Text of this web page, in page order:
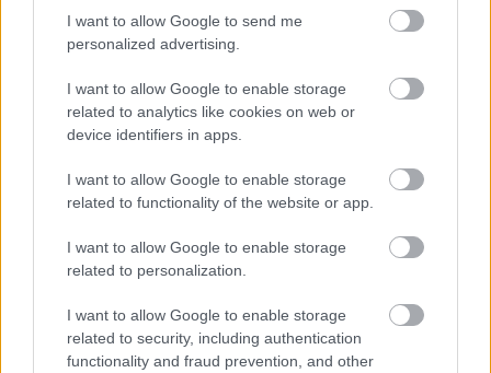
I want to allow Google to send me
personalized advertising.
I want to allow Google to enable storage
related to analytics like cookies on web or
device identifiers in apps.
I want to allow Google to enable storage
related to functionality of the website or app.
I want to allow Google to enable storage
related to personalization.
I want to allow Google to enable storage
related to security, including authentication
functionality and fraud prevention, and other
LEGOLVASOTTABB
Indul a diákok pénzügyi ismereteit
Száz programmal vár az idei Erdők Hete